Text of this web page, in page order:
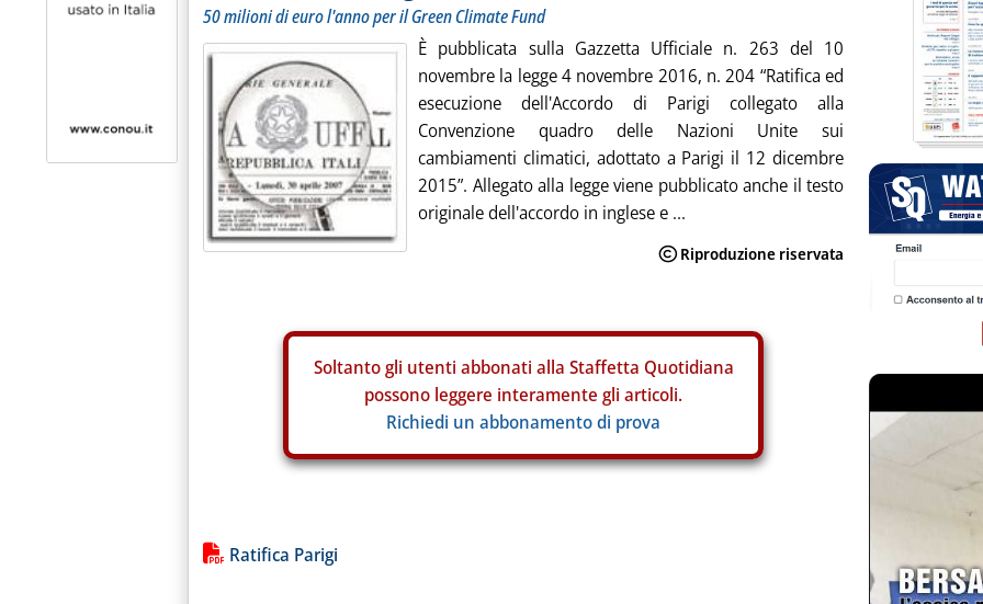
50 milioni di euro l'anno per il Green Climate Fund
È pubblicata sulla Gazzetta Ufficiale n. 263 del 10
novembre la legge 4 novembre 2016, n. 204 “Ratifica ed
esecuzione dell'Accordo di Parigi collegato alla
Convenzione quadro delle Nazioni Unite sui
cambiamenti climatici, adottato a Parigi il 12 dicembre
2015”. Allegato alla legge viene pubblicato anche il testo
originale dell'accordo in inglese e ...
Soltanto gli utenti abbonati alla Staffetta Quotidiana
possono leggere interamente gli articoli.
Richiedi un abbonamento di prova
Lista allegati PDF alla notizia
Ratifica Parigi